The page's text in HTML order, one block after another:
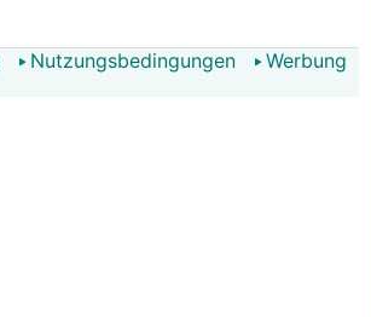
Nutzungsbedingungen Werbung